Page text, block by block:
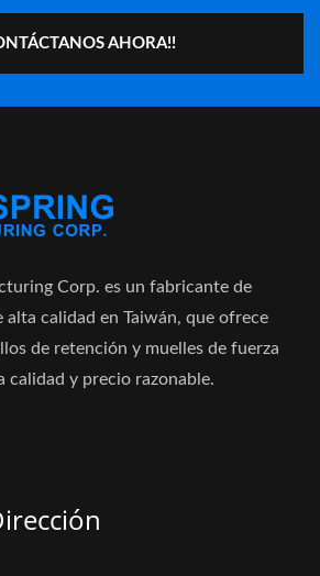
AHORA!!
Corp. es un fabricante de
alta calidad en Taiwán, que ofrece
de retención y muelles de fuerza
calidad y precio razonable.